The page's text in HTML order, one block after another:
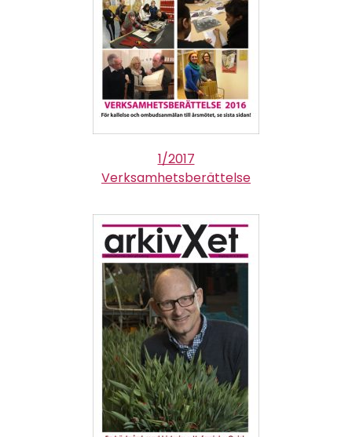
1/2017
Verksamhetsberättelse